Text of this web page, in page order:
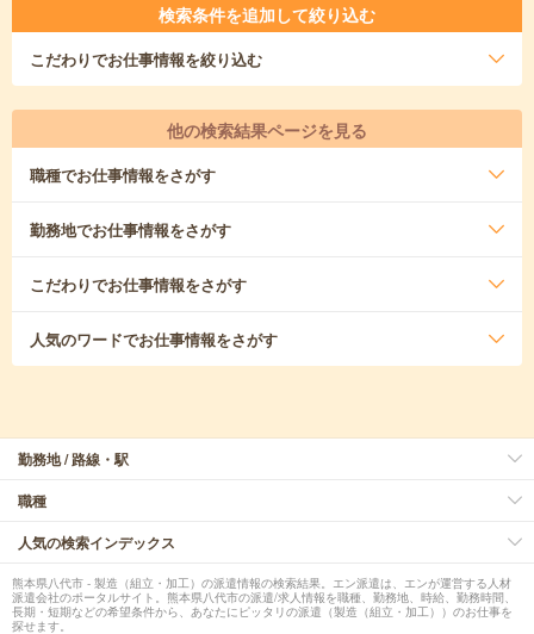
検索条件を追加して絞り込む
こだわりでお仕事情報を絞り込む
他の検索結果ページを見る
職種でお仕事情報をさがす
勤務地でお仕事情報をさがす
こだわりでお仕事情報をさがす
人気のワードでお仕事情報をさがす
勤務地 / 路線・駅
職種
人気の検索インデックス
熊本県八代市 - 製造（組立・加工）の派遣情報の検索結果。エン派遣は、エンが運営する人材
派遣会社のポータルサイト。熊本県八代市の派遣/求人情報を職種、勤務地、時給、勤務時間、
長期・短期などの希望条件から、あなたにピッタリの派遣（製造（組立・加工））のお仕事を
探せます。